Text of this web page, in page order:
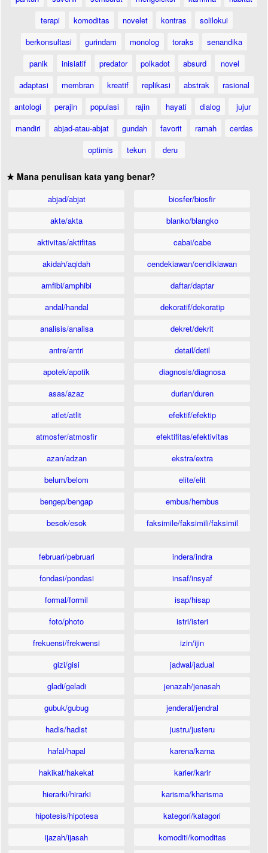
terapi
komoditas novelet kontras
solilokui
berkonsultasi
gurindam monolog toraks
senandika
panik
inisiatif predator polkadot absurd
novel
adaptasi
membran kreatif replikasi abstrak
rasional
antologi
perajin populasi rajin hayati dialog
jujur
mandiri
abjad-atau-abjat gundah favorit ramah
cerdas
optimis
tekun deru
★ Mana penulisan kata yang benar?
abjad/abjat
akte/akta
aktivitas/aktifitas
akidah/aqidah
amfibi/amphibi
andal/handal
analisis/analisa
antre/antri
apotek/apotik
asas/azaz
atlet/atlit
atmosfer/atmosfir
azan/adzan
belum/belom
bengep/bengap
besok/esok
biosfer/biosfir
blanko/blangko
cabai/cabe
cendekiawan/cendikiawan
daftar/daptar
dekoratif/dekoratip
dekret/dekrit
detail/detil
diagnosis/diagnosa
durian/duren
efektif/efektip
efektifitas/efektivitas
ekstra/extra
elite/elit
embus/hembus
faksimile/faksimili/faksimil
februari/pebruari
fondasi/pondasi
formal/formil
foto/photo
frekuensi/frekwensi
gizi/gisi
gladi/geladi
gubuk/gubug
hadis/hadist
hafal/hapal
hakikat/hakekat
hierarki/hirarki
hipotesis/hipotesa
ijazah/ijasah
indera/indra
insaf/insyaf
isap/hisap
istri/isteri
izin/ijin
jadwal/jadual
jenazah/jenasah
jenderal/jendral
justru/justeru
karena/karna
karier/karir
karisma/kharisma
kategori/katagori
komoditi/komoditas